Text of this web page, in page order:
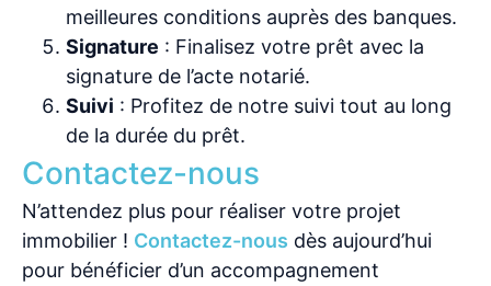
meilleures conditions auprès des banques.
Signature : Finalisez votre prêt avec la
signature de l’acte notarié.
Suivi : Profitez de notre suivi tout au long
de la durée du prêt.
Contactez-nous
N’attendez plus pour réaliser votre projet
immobilier ! Contactez-nous dès aujourd’hui
pour bénéficier d’un accompagnement